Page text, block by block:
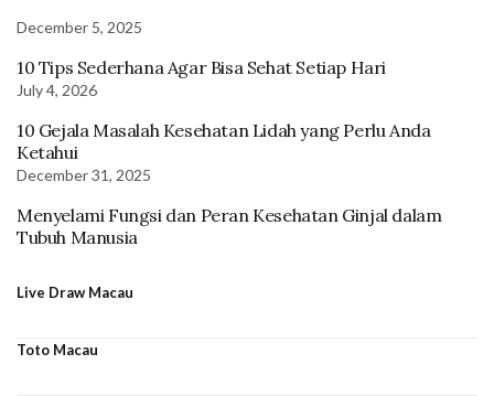
December 5, 2025
10 Tips Sederhana Agar Bisa Sehat Setiap Hari
July 4, 2026
10 Gejala Masalah Kesehatan Lidah yang Perlu Anda
Ketahui
December 31, 2025
Menyelami Fungsi dan Peran Kesehatan Ginjal dalam
Tubuh Manusia
Live Draw Macau
Toto Macau